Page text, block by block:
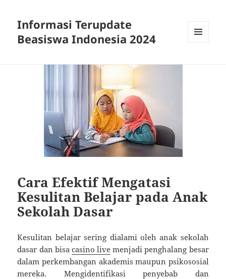
Informasi Terupdate
Beasiswa Indonesia 2024
Cara Efektif Mengatasi
Kesulitan Belajar pada Anak
Sekolah Dasar
Kesulitan belajar sering dialami oleh anak sekolah
dasar dan bisa casino live menjadi penghalang besar
dalam perkembangan akademis maupun psikososial
mereka. Mengidentifikasi penyebab dan